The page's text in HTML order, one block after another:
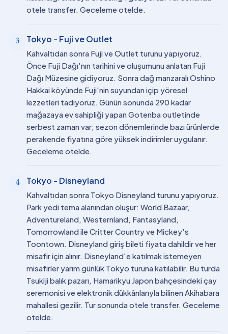
otele transfer. Geceleme otelde.
3 Tokyo - Fuji ve Outlet
Kahvaltıdan sonra Fuji ve Outlet turunu yapıyoruz.
Önce Fuji Dağı'nın tarihini ve oluşumunu anlatan Fuji
Dağı Müzesine gidiyoruz. Sonra dağ manzaralı Oshino
Hakkai köyünde Fuji'nin suyundan içip yöresel
lezzetleri tadıyoruz. Günün sonunda 290 kadar
mağazaya ev sahipliği yapan Gotenba outletinde
serbest zaman var; sezon dönemlerinde bazı ürünlerde
perakende fiyatına göre yüksek indirimler uygulanır.
Geceleme otelde.
4 Tokyo - Disneyland
Kahvaltıdan sonra Tokyo Disneyland turunu yapıyoruz.
Park yedi tema alanından oluşur: World Bazaar,
Adventureland, Westernland, Fantasyland,
Tomorrowland ile Critter Country ve Mickey's
Toontown. Disneyland giriş bileti fiyata dahildir ve her
misafir için alınır. Disneyland'e katılmak istemeyen
misafirler yarım günlük Tokyo turuna katılabilir. Bu turda
Tsukiji balık pazarı, Hamarikyu Japon bahçesindeki çay
seremonisi ve elektronik dükkânlarıyla bilinen Akihabara
mahallesi gezilir. Tur sonunda otele transfer. Geceleme
otelde.